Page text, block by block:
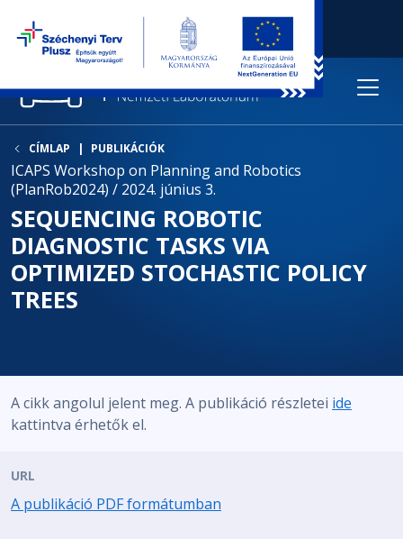
CÍMLAP PUBLIKÁCIÓK
ICAPS Workshop on Planning and Robotics
(PlanRob2024) / 2024. június 3.
SEQUENCING ROBOTIC
DIAGNOSTIC TASKS VIA
OPTIMIZED STOCHASTIC POLICY
TREES
A cikk angolul jelent meg. A publikáció részletei ide
kattintva érhetők el.
URL
A publikáció PDF formátumban